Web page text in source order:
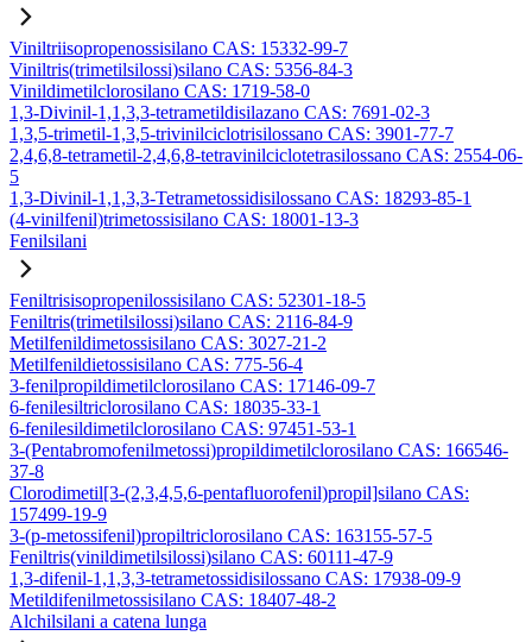
Viniltriisopropenossisilano CAS: 15332-99-7
Viniltris(trimetilsilossi)silano CAS: 5356-84-3
Vinildimetilclorosilano CAS: 1719-58-0
1,3-Divinil-1,1,3,3-tetrametildisilazano CAS: 7691-02-3
1,3,5-trimetil-1,3,5-trivinilciclotrisilossano CAS: 3901-77-7
2,4,6,8-tetrametil-2,4,6,8-tetravinilciclotetrasilossano CAS: 2554-06-
5
1,3-Divinil-1,1,3,3-Tetrametossidisilossano CAS: 18293-85-1
(4-vinilfenil)trimetossisilano CAS: 18001-13-3
Fenilsilani
Feniltrisisopropenilossisilano CAS: 52301-18-5
Feniltris(trimetilsilossi)silano CAS: 2116-84-9
Metilfenildimetossisilano CAS: 3027-21-2
Metilfenildietossisilano CAS: 775-56-4
3-fenilpropildimetilclorosilano CAS: 17146-09-7
6-fenilesiltriclorosilano CAS: 18035-33-1
6-fenilesildimetilclorosilano CAS: 97451-53-1
3-(Pentabromofenilmetossi)propildimetilclorosilano CAS: 166546-
37-8
Clorodimetil[3-(2,3,4,5,6-pentafluorofenil)propil]silano CAS:
157499-19-9
3-(p-metossifenil)propiltriclorosilano CAS: 163155-57-5
Feniltris(vinildimetilsilossi)silano CAS: 60111-47-9
1,3-difenil-1,1,3,3-tetrametossidisilossano CAS: 17938-09-9
Metildifenilmetossisilano CAS: 18407-48-2
Alchilsilani a catena lunga